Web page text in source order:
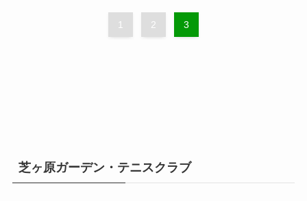
1 2 3
芝ヶ原ガーデン・テニスクラブ